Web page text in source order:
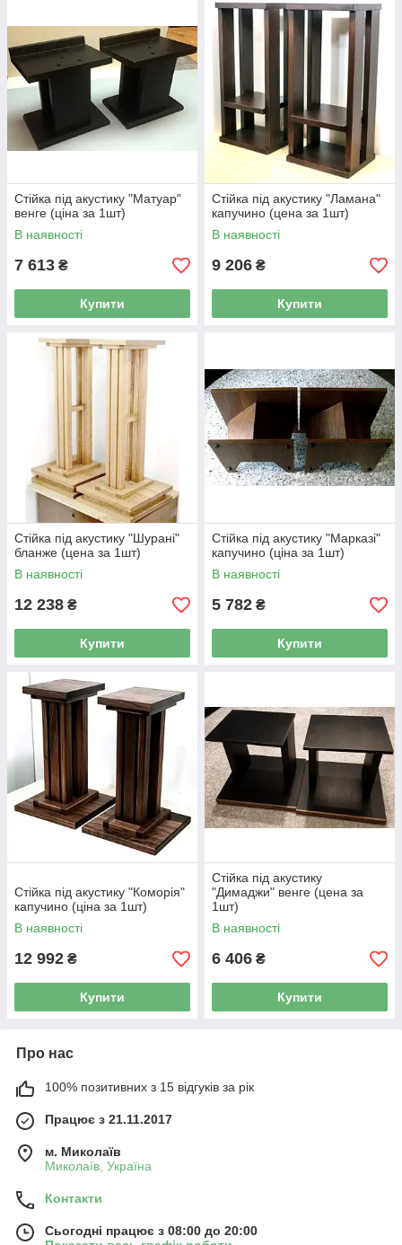
Стійка під акустику "Матуар"
венге (ціна за 1шт)
В наявності
7 613 ₴
Купити
Стійка під акустику "Ламана"
капучино (цена за 1шт)
В наявності
9 206 ₴
Купити
Стійка під акустику "Шурані"
бланже (цена за 1шт)
В наявності
12 238 ₴
Купити
Стійка під акустику "Марказі"
капучино (ціна за 1шт)
В наявності
5 782 ₴
Купити
Стійка під акустику "Коморія"
капучино (ціна за 1шт)
В наявності
12 992 ₴
Купити
Стійка під акустику
"Димаджи" венге (цена за
1шт)
В наявності
6 406 ₴
Купити
Про нас
100% позитивних з 15 відгуків за рік
Працює з 21.11.2017
м. Миколаїв
Миколаїв, Україна
Контакти
Сьогодні працює з 08:00 до 20:00